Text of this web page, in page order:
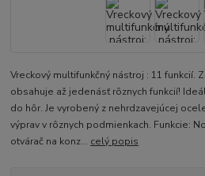
Vreckový multifunkčný nástroj : 11 funkcií.
obsahuje až jedenásť rôznych funkcií!
do hôr. Je vyrobený z nehrdzavejúcej
výprav v rôznych podmienkach. Funkcie:
otvárač na konz... celý popis